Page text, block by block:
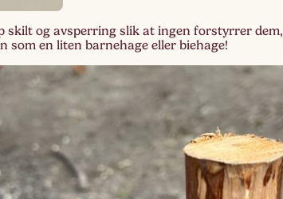
skilt og avsperring slik at ingen forstyrrer
som en liten barnehage eller biehage!